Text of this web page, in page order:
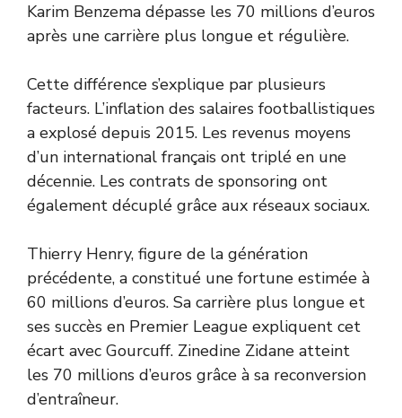
Karim Benzema dépasse les 70 millions d’euros
après une carrière plus longue et régulière.
Cette différence s’explique par plusieurs
facteurs. L’inflation des salaires footballistiques
a explosé depuis 2015. Les revenus moyens
d’un international français ont triplé en une
décennie. Les contrats de sponsoring ont
également décuplé grâce aux réseaux sociaux.
Thierry Henry, figure de la génération
précédente, a constitué une fortune estimée à
60 millions d’euros. Sa carrière plus longue et
ses succès en Premier League expliquent cet
écart avec Gourcuff. Zinedine Zidane atteint
les 70 millions d’euros grâce à sa reconversion
d’entraîneur.